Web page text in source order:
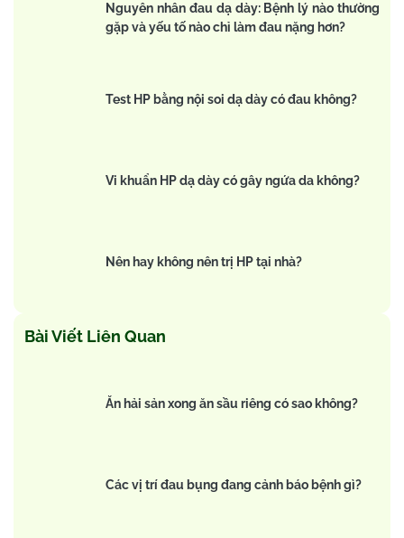
Nguyên nhân đau dạ dày: Bệnh lý nào thường
gặp và yếu tố nào chỉ làm đau nặng hơn?
Test HP bằng nội soi dạ dày có đau không?
Vi khuẩn HP dạ dày có gây ngứa da không?
Nên hay không nên trị HP tại nhà?
Bài Viết Liên Quan
Ăn hải sản xong ăn sầu riêng có sao không?
Các vị trí đau bụng đang cảnh báo bệnh gì?